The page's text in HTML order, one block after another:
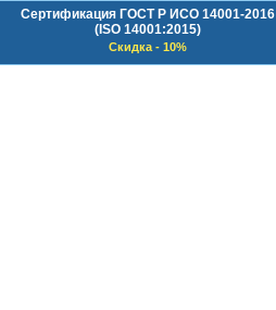
Сертификация ГОСТ Р ИСО 14001-2016
(ISO 14001:2015)
Скидка - 10%